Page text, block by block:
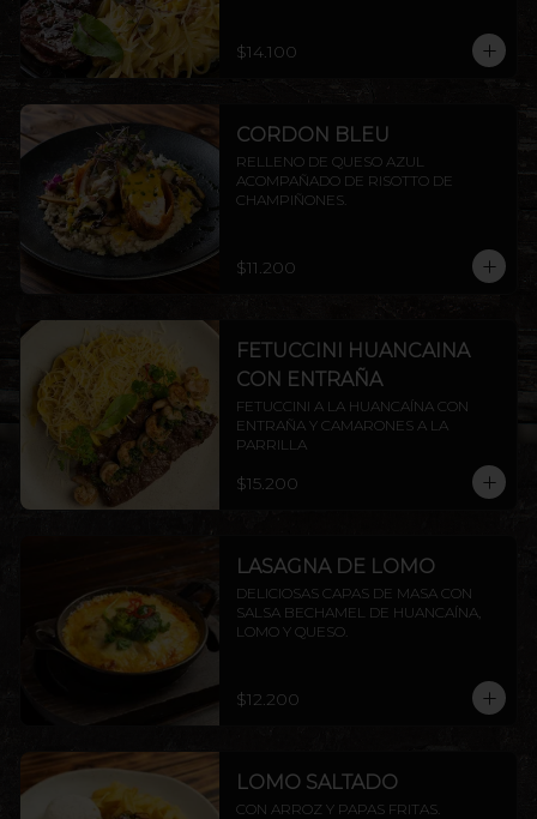
$14.100
CORDON BLEU
RELLENO DE QUESO AZUL
ACOMPAÑADO DE RISOTTO DE
CHAMPIÑONES.
$11.200
FETUCCINI HUANCAINA
CON ENTRAÑA
FETUCCINI A LA HUANCAÍNA CON
ENTRAÑA Y CAMARONES A LA
PARRILLA
$15.200
LASAGNA DE LOMO
DELICIOSAS CAPAS DE MASA CON
SALSA BECHAMEL DE HUANCAÍNA,
LOMO Y QUESO.
$12.200
LOMO SALTADO
CON ARROZ Y PAPAS FRITAS.